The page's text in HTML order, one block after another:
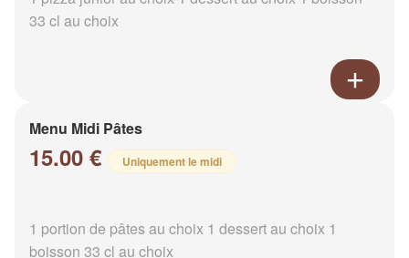
33 cl au choix
Menu Midi Pâtes
15.00 € Uniquement le midi
1 portion de pâtes au choix 1 dessert au choix 1
boisson 33 cl au choix